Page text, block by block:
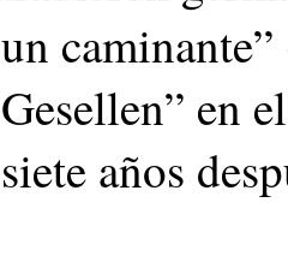
un
Gesellen” en
siete años